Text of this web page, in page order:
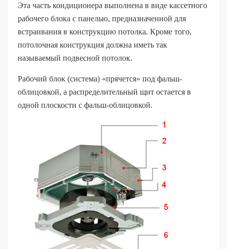
Эта часть кондиционера выполнена в виде кассетного
рабочего блока с панелью, предназначенной для
встраивания в конструкцию потолка. Кроме того,
потолочная конструкция должна иметь так
называемый подвесной потолок.
Рабочий блок (система) «прячется» под фальш-
облицовкой, а распределительный щит остается в
одной плоскости с фальш-облицовкой.